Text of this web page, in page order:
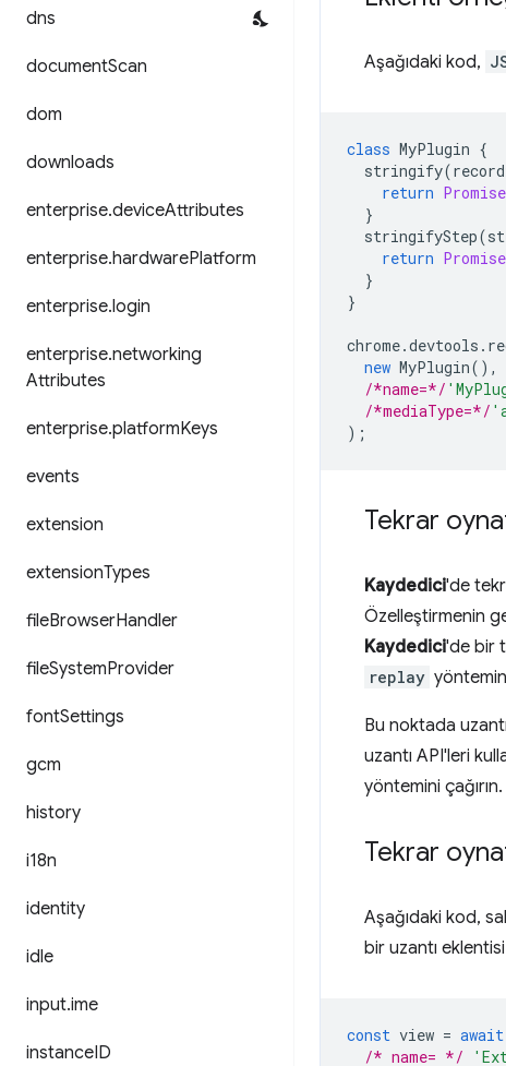
dns
documentScan
dom
downloads
enterprise.deviceAttributes
enterprise.hardwarePlatform
enterprise.login
enterprise.networking
Attributes
enterprise.platformKeys
events
extension
extensionTypes
fileBrowserHandler
fileSystemProvider
fontSettings
gcm
history
i18n
identity
idle
input.ime
instanceID
Aşağıdaki kod,
class MyPlugin {
stringify(
return Promise
}
stringifyStep(
return Promise
}
}
chrome.devtools .
new MyPlugin(),
/*name=*/
/*mediaType=*/
);
Tekrar
Kaydedici'de
Özelleştirmenin
Kaydedici'de bir
replay
Bu noktada
uzantı API'leri
yöntemini çağırın.
Tekrar
Aşağıdaki kod,
bir uzantı
const view = await
/* name= */